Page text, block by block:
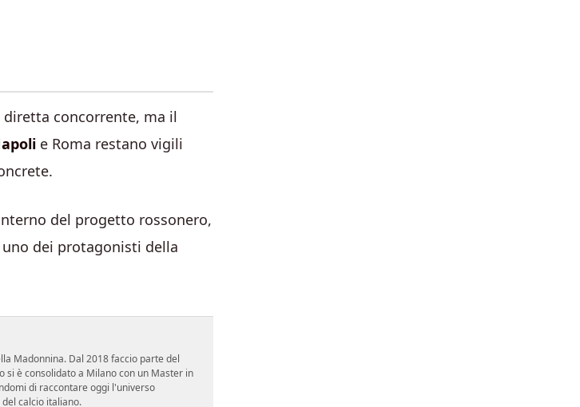
concorrente, ma il
e Roma restano vigili
del progetto rossonero,
dei protagonisti della
Madonnina. Dal 2018 faccio parte del
si è consolidato a Milano con un Master in
di raccontare oggi l'universo
calcio italiano.